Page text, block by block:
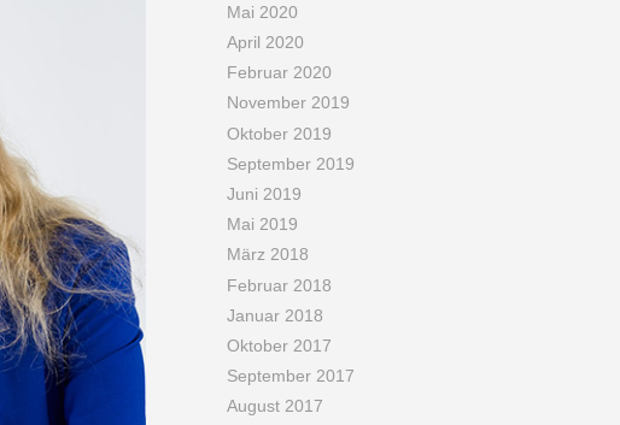
Mai 2020
April 2020
Februar 2020
November 2019
Oktober 2019
September 2019
Juni 2019
Mai 2019
März 2018
Februar 2018
Januar 2018
Oktober 2017
September 2017
August 2017